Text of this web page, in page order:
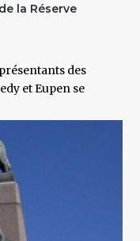
la Réserve
des
et Eupen se